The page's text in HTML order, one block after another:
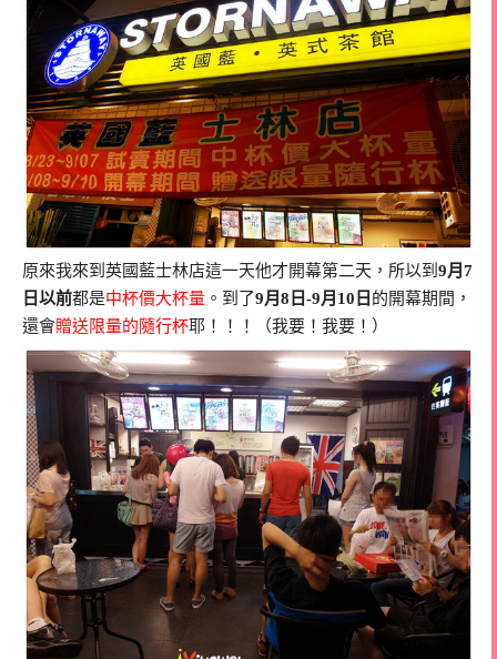
原來我來到英國藍士林店這一天他才開幕第二天，所以到 9月7
日以前都是中杯價大杯量 。到了9月8日-9月10日 的開幕期間，
還會贈送限量的隨行杯耶！！！（我要！我要！）